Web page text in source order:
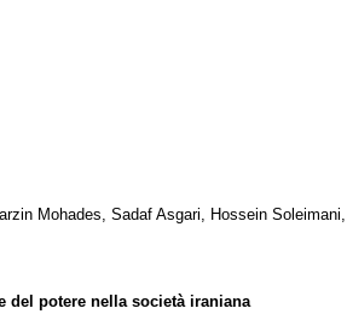
Mohades, Sadaf Asgari, Hossein Soleimani,
del potere nella società iraniana